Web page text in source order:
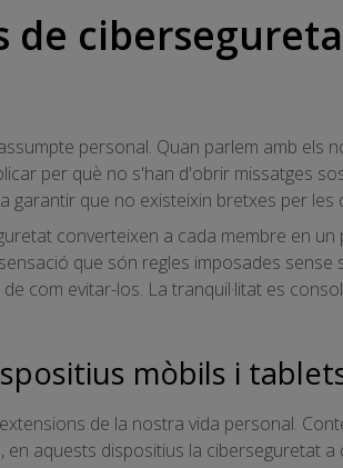
de
personal. Quan parlem amb els
per què no s'han d'obrir missatges
garantir que no existeixin bretxes per
converteixen a cada membre en
que són regles imposades
com evitar-los. La tranquil·litat es
mòbils i
de la nostra vida personal.
en aquests dispositius la ciberseguretat